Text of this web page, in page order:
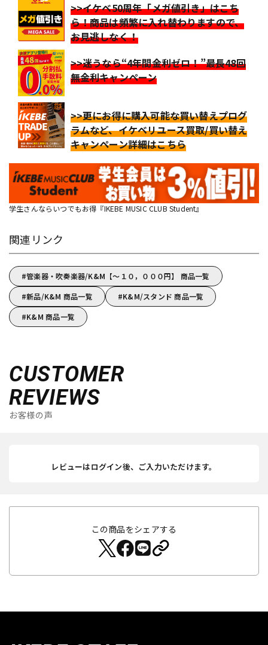
>>イケベ50周年「メガ値引き」はこち
ら！商品は頻繁に入れ替わりますので、
お見逃しなく！
>>迷うなら“4年間金利ゼロ！”最長48回
無金利キャンペーン
>>更にお得に購入可能な買い替えプログ
ラムなど、イケベリユース買取/買い替え
キャンペーン詳細はこちら
学生さんならいつでもお得『IKEBE MUSIC CLUB Student』
関連リンク
管楽器・吹奏楽器/K&M【～１０，０００円】 商品一覧
新品/K&M 商品一覧
K&M/スタンド 商品一覧
K&M 商品一覧
CUSTOMER
REVIEWS
お客様の声
レビューはログイン後、ご入力いただけます。
この商品をシェアする